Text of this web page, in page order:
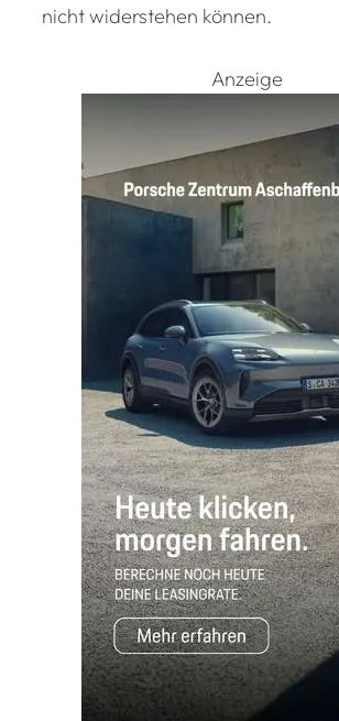
nicht widerstehen können.
Anzeige